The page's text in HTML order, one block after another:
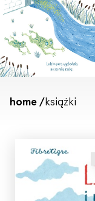
home / książki